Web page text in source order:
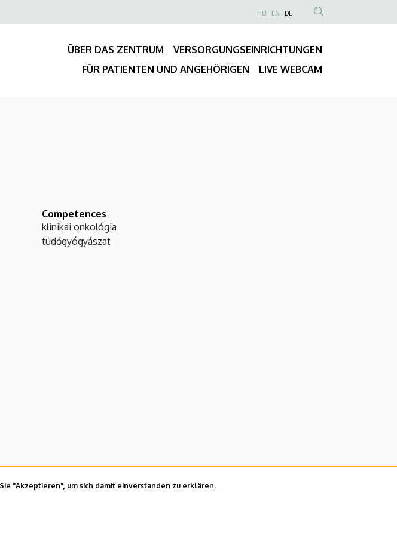
"Akzeptieren", um sich damit einverstanden zu erklären.
Anonim
fiók
menüje
NYELVVÁLASZTÓ
HU EN DE
TARTALOM
KERESÉSE
ÜBER DAS ZENTRUM
VERSORGUNGSEINRICHTUNGEN
FÜR PATIENTEN UND ANGEHÖRIGEN
LIVE WEBCAM
Competences
klinikai onkológia
tüdőgyógyászat